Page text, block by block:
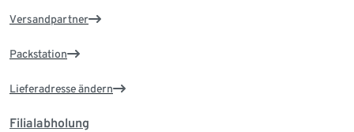
Versandpartner
Packstation
Lieferadresse ändern
Filialabholung